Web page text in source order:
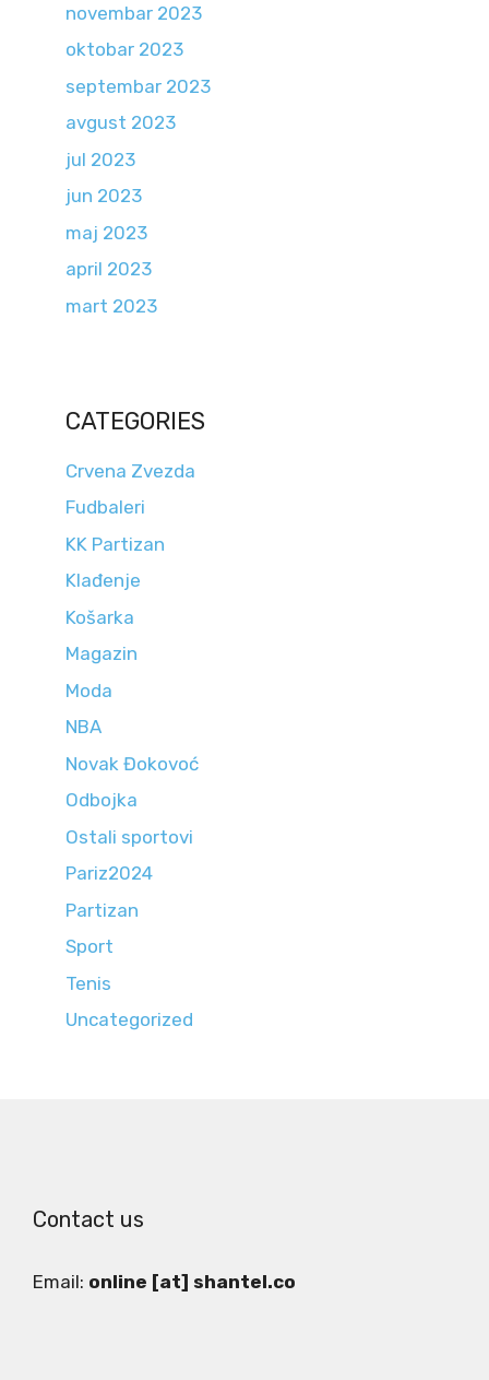
novembar 2023
oktobar 2023
septembar 2023
avgust 2023
jul 2023
jun 2023
maj 2023
april 2023
mart 2023
CATEGORIES
Crvena Zvezda
Fudbaleri
KK Partizan
Klađenje
Košarka
Magazin
Moda
NBA
Novak Đokovoć
Odbojka
Ostali sportovi
Pariz2024
Partizan
Sport
Tenis
Uncategorized
Contact us
Email: online [at] shantel.co